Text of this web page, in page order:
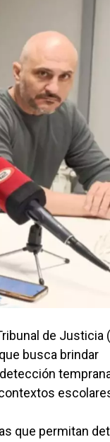
de Justicia
busca brindar
que permitan